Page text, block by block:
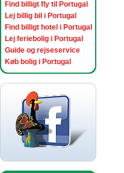
Find billigt fly til Portugal
Lej billig bil i Portugal
Find billigt hotel i Portugal
Lej feriebolig i Portugal
Guide og rejseservice
Køb bolig i Portugal